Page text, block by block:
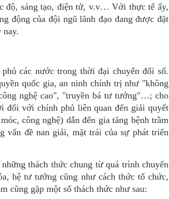
độ, sáng tạo, điện tử, v.v… Với thực tế ấy,
động của đội ngũ lãnh đạo đang được đặt
nay.
các nước trong thời đại chuyển đổi số.
quốc gia, an ninh chính trị như "không
nghệ cao", "truyền bá tư tưởng"…; cho
đối với chính phủ liên quan đến giải quyết
công nghệ) dẫn đến gia tăng bệnh trầm
đề nan giải, mặt trái của sự phát triển
thách thức chung từ quá trình chuyển
hệ tư tưởng cũng như cách thức tổ chức,
cũng gặp một số thách thức như sau: